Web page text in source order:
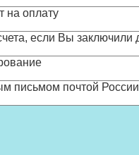
на оплату
если Вы
письмом почтой России